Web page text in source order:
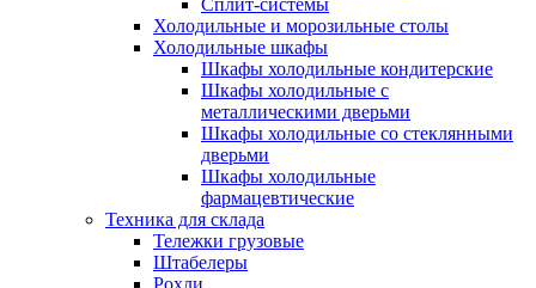
Сплит-системы
Холодильные и морозильные столы
Холодильные шкафы
Шкафы холодильные кондитерские
Шкафы холодильные с
металлическими дверьми
Шкафы холодильные со стеклянными
дверьми
Шкафы холодильные
фармацевтические
Техника для склада
Тележки грузовые
Штабелеры
Рохли